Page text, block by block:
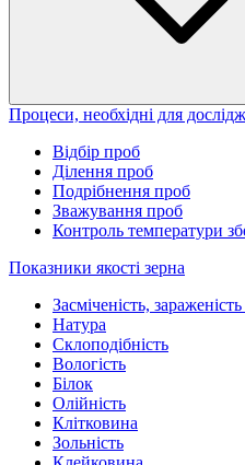
Процеси, необхідні для
Відбір проб
Ділення проб
Подрібнення проб
Зважування проб
Контроль температури
Показники якості зерна
Засміченість,
Натура
Склоподібність
Вологість
Білок
Олійність
Клітковина
Зольність